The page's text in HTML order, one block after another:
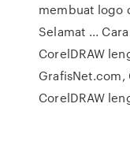
membuat logo
Selamat ...
CorelDRAW
GrafisNet.com,
CorelDRAW